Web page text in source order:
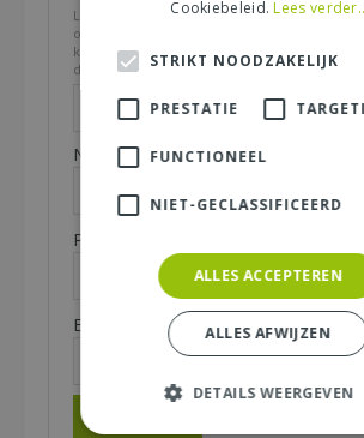
Let op: deze recensie gaat over het product
ons tuincentrum, de service of levering van
kunt bijvoorbeeld in gaan op de kwaliteit van
de look & feel en belangrijke eigenschappen.
Naam (zichtbaar op website):
Plaats (zichtbaar op website):
E-mailadres (niet zichtbaar):*
Cookiebeleid. Lees verder..
STRIKT NOODZAKELIJK
PRESTATIE
FUNCTIONEEL
NIET-GECLASSIFICEERD
ALLES ACCEPTEREN
ALLES AFWIJZEN
DETAILS WEERGEVEN